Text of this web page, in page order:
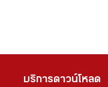
บริการดาวน์โหลด